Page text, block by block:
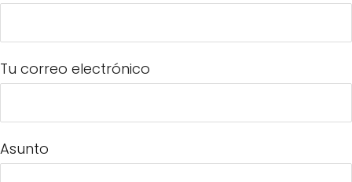
Tu correo electrónico
Asunto